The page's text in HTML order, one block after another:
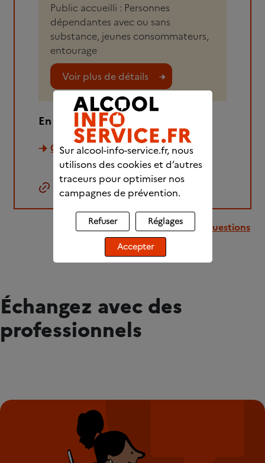
Public accueilli : Personnes
dépendantes avec ou sans
substance, jeunes consommateurs,
entourage
Voir plus de détails
En savoir plus :
Comment aider un proche?
Copier le lien
Retour à la liste des questions
Échangez avec des
professionnels
Sur alcool-info-service.fr, nous
utilisons des cookies et d’autres
traceurs pour optimiser nos
campagnes de prévention.
Refuser Réglages
Accepter